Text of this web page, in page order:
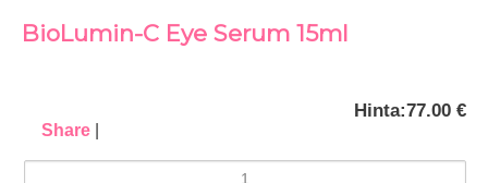
BioLumin-C Eye Serum 15ml
Share
Hinta:77.00 €